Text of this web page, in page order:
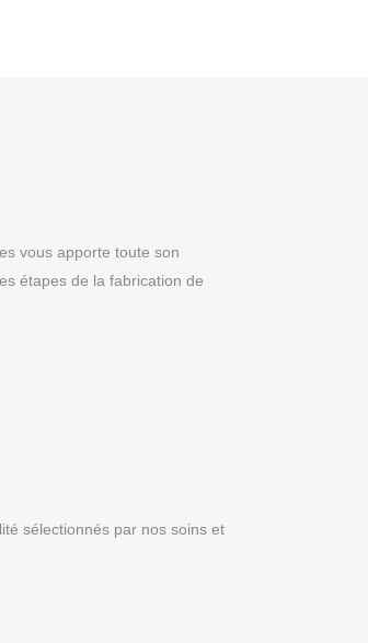
vous apporte toute son
étapes de la fabrication de
sélectionnés par nos soins et